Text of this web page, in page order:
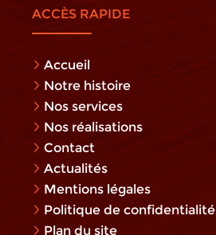
ACCÈS RAPIDE
Accueil
Notre histoire
Nos services
Nos réalisations
Contact
Actualités
Mentions légales
Politique de confidentialité
Plan du site